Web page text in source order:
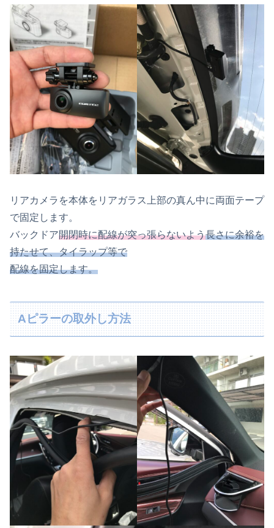
リアカメラを本体をリアガラス上部の真ん中に両面テープ
で固定します。
バックドア開閉時に配線が突っ張らないよう長さに余裕を
持たせて、タイラップ等で
配線を固定します。
Aピラーの取外し方法